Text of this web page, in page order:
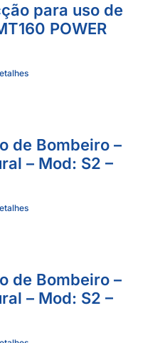
para uso de
POWER
de Bombeiro –
– Mod: S2 –
de Bombeiro –
– Mod: S2 –